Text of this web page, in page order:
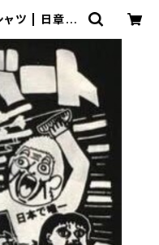
ャツ | 日章新